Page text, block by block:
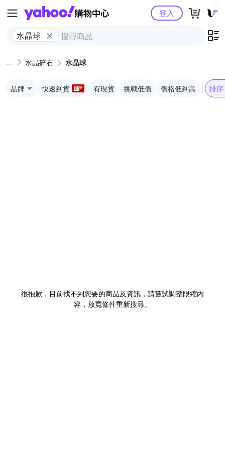
Yahoo購物中心
水晶球
登入
水晶碎石 水晶球
品牌 快速到貨 有現貨 挑戰低價 價格低到高 排序
很抱歉，目前找不到您要的商品及資訊，請嘗試調整限縮內
容，放寬條件重新搜尋。